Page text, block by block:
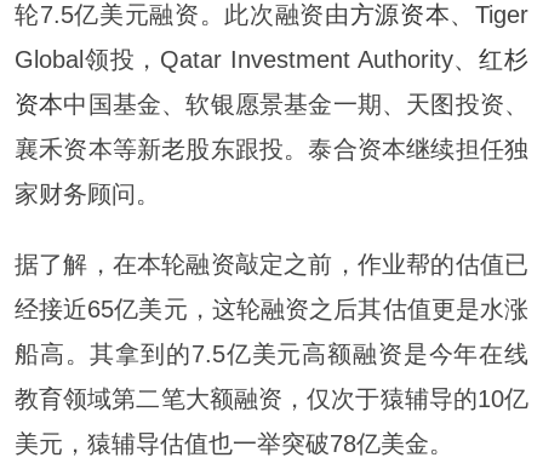
轮7.5亿美元融资。此次融资由方源资本、Tiger
Global领投，Qatar Investment Authority、红杉
资本中国基金、软银愿景基金一期、天图投资、
襄禾资本等新老股东跟投。泰合资本继续担任独
家财务顾问。
据了解，在本轮融资敲定之前，作业帮的估值已
经接近65亿美元，这轮融资之后其估值更是水涨
船高。其拿到的7.5亿美元高额融资是今年在线
教育领域第二笔大额融资，仅次于猿辅导的10亿
美元，猿辅导估值也一举突破78亿美金。